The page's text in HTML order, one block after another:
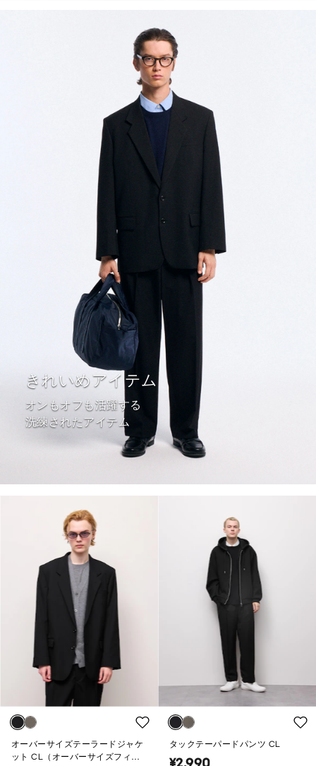
きれいめアイテム
オンもオフも活躍する
洗練されたアイテム
オーバーサイズテーラードジャケ
ット CL（オーバーサイズフィッ
タックテーパードパンツ CL